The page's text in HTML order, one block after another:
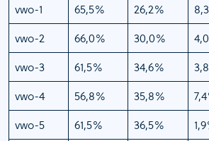
vwo-1
65,5% 26,2%
vwo-2
66,0% 30,0%
vwo-3
61,5% 34,6%
vwo-4
56,8% 35,8%
vwo-5
61,5% 36,5%